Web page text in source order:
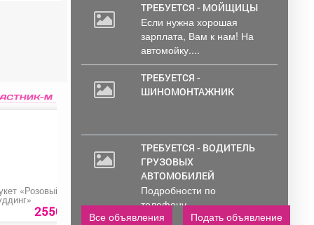
«Розовый
2550 руб.
Украшение для цветов
89 руб. 160
ТРЕБУЕТСЯ - МОЙЩИЦЫ
Если нужна хорошая
зарплата, Вам к нам! На
автомойку....
ТРЕБУЕТСЯ -
ШИНОМОНТАЖНИК
ТРЕБУЕТСЯ - ВОДИТЕЛЬ
ГРУЗОВЫХ
АВТОМОБИЛЕЙ
Подробности по
телефону..
Все объявления
Подать объявление